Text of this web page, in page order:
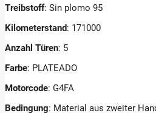
Treibstoff: Sin plomo 95
Kilometerstand: 171000
Anzahl Türen: 5
Farbe: PLATEADO
Motorcode: G4FA
Bedingung: Material aus zweiter